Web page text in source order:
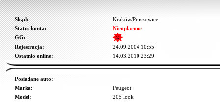
Skąd:
Kraków/Proszowice
Status konta:
Nieopłacone
GG:
Rejestracja:
24.09.2004 10:55
Ostatnio online:
14.03.2010 23:29
Posiadane auto:
Marka:
Peugeot
Model:
205 look